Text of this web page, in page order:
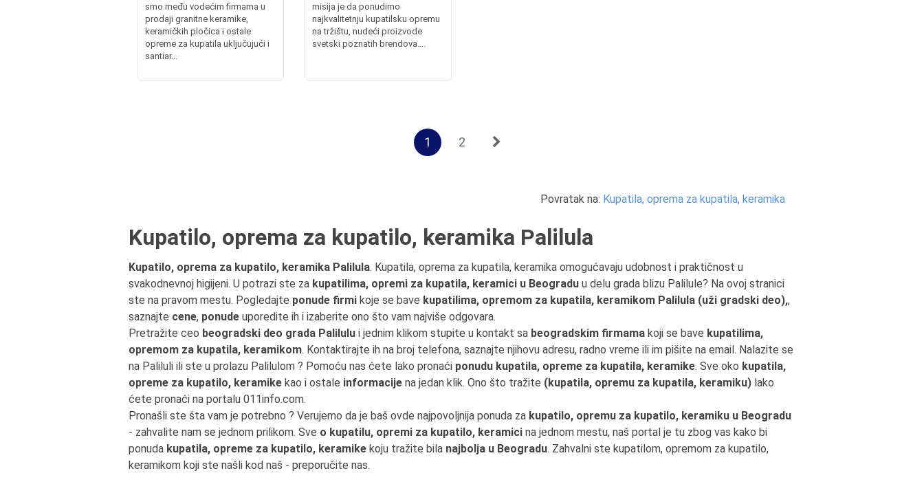
smo među vodećim firmama u
prodaji granitne keramike,
keramičkih pločica i ostale
opreme za kupatila uključujući i
santiar...
misija je da ponudimo
najkvalitetnju kupatilsku opremu
na tržištu, nudeći proizvode
svetski poznatih brendova....
1 2
Povratak na: Kupatila, oprema za kupatila, keramika
Kupatilo, oprema za kupatilo, keramika Palilula
Kupatilo, oprema za kupatilo, keramika Palilula. Kupatila, oprema za kupatila, keramika omogućavaju udobnost i praktičnost u
svakodnevnoj higijeni. U potrazi ste za kupatilima, opremi za kupatila, keramici u Beogradu u delu grada blizu Palilule? Na ovoj stranici
ste na pravom mestu. Pogledajte ponude firmi koje se bave kupatilima, opremom za kupatila, keramikom Palilula (uži gradski deo),,
saznajte cene, ponude uporedite ih i izaberite ono što vam najviše odgovara.
Pretražite ceo beogradski deo grada Palilulu i jednim klikom stupite u kontakt sa beogradskim firmama koji se bave kupatilima,
opremom za kupatila, keramikom. Kontaktirajte ih na broj telefona, saznajte njihovu adresu, radno vreme ili im pišite na email. Nalazite se
na Paliluli ili ste u prolazu Palilulom ? Pomoću nas ćete lako pronaći ponudu kupatila, opreme za kupatila, keramike. Sve oko kupatila,
opreme za kupatilo, keramike kao i ostale informacije na jedan klik. Ono što tražite (kupatila, opremu za kupatila, keramiku) lako
ćete pronaći na portalu 011info.com.
Pronašli ste šta vam je potrebno ? Verujemo da je baš ovde najpovoljnija ponuda za kupatilo, opremu za kupatilo, keramiku u Beogradu
- zahvalite nam se jednom prilikom. Sve o kupatilu, opremi za kupatilo, keramici na jednom mestu, naš portal je tu zbog vas kako bi
ponuda kupatila, opreme za kupatilo, keramike koju tražite bila najbolja u Beogradu. Zahvalni ste kupatilom, opremom za kupatilo,
keramikom koji ste našli kod naš - preporučite nas.